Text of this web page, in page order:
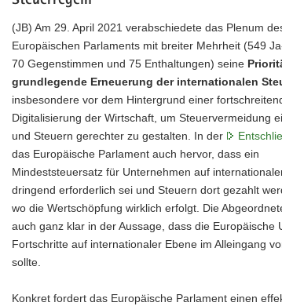
(JB) Am 29. April 2021 verabschiedete das Plenum
Europäischen Parlaments mit breiter Mehrheit (549
70 Gegenstimmen und 75 Enthaltungen) seine
grundlegende Erneuerung der internationalen
insbesondere vor dem Hintergrund einer
Digitalisierung der Wirtschaft, um Steuervermeidung
und Steuern gerechter zu gestalten. In der
das Europäische Parlament auch hervor, dass ein
Mindeststeuersatz für Unternehmen auf
dringend erforderlich sei und Steuern dort gezahlt
wo die Wertschöpfung wirklich erfolgt. Die
auch ganz klar in der Aussage, dass die Europäische
Fortschritte auf internationaler Ebene im Alleingang
sollte.
Konkret fordert das Europäische Parlament einen